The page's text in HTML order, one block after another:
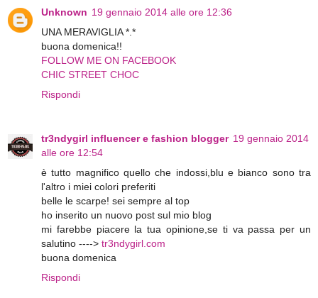
Unknown 19 gennaio 2014 alle ore 12:36
UNA MERAVIGLIA *.*
buona domenica!!
FOLLOW ME ON FACEBOOK
CHIC STREET CHOC
Rispondi
tr3ndygirl influencer e fashion blogger 19 gennaio 2014
alle ore 12:54
è tutto magnifico quello che indossi,blu e bianco sono tra
l'altro i miei colori preferiti
belle le scarpe! sei sempre al top
ho inserito un nuovo post sul mio blog
mi farebbe piacere la tua opinione,se ti va passa per un
salutino ----> tr3ndygirl.com
buona domenica
Rispondi